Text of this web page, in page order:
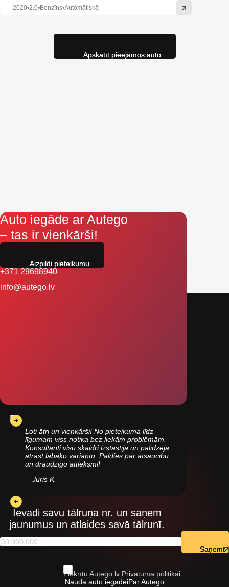
2020•2.0•Benzīns•Automātiskā
Auto iegāde ar Autego
– tas ir vienkārši!
+371 29698940
info@autego.lv
Ļoti ātri un vienkārši! No pieteikuma līdz
līgumam viss notika bez liekām problēmām.
Konsultanti visu skaidri izstāstīja un palīdzēja
atrast labāko variantu. Paldies par atsaucību
un draudzīgo attieksmi!
Juris K.
Ievadi savu tālruņa nr. un saņem
jaunumus un atlaides savā tālrunī.
Piekrītu Autego.lv Privātuma politikai.
Nauda auto iegādeiPar Autego